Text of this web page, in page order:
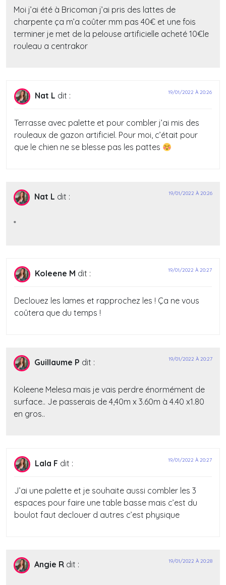
Moi j’ai été à Bricoman j’ai pris des lattes de
charpente ça m’a coûter mm pas 40€ et une fois
terminer je met de la pelouse artificielle acheté 10€le
rouleau a centrakor
Nat L dit : 19/01/2022 À 20:26
Terrasse avec palette et pour combler j’ai mis des
rouleaux de gazon artificiel. Pour moi, c’était pour
que le chien ne se blesse pas les pattes
Nat L dit : 19/01/2022 À 20:26
*
Koleene M dit : 19/01/2022 À 20:27
Declouez les lames et rapprochez les ! Ça ne vous
coûtera que du temps !
Guillaume P dit : 19/01/2022 À 20:27
Koleene Melesa mais je vais perdre énormément de
surface.. Je passerais de 4,40m x 3.60m à 4.40 x1.80
en gros..
Lala F dit : 19/01/2022 À 20:27
J’ai une palette et je souhaite aussi combler les 3
espaces pour faire une table basse mais c’est du
boulot faut declouer d autres c’est physique
Angie R dit : 19/01/2022 À 20:28